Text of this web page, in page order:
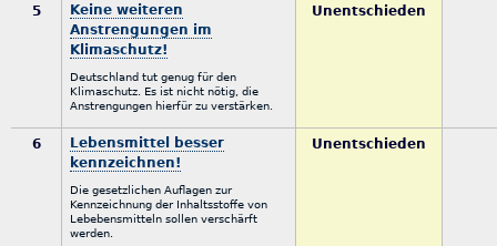
5
Keine weiteren
Anstrengungen im
Klimaschutz!
Deutschland tut genug für den
Klimaschutz. Es ist nicht nötig, die
Anstrengungen hierfür zu verstärken.
Unentschieden
6
Lebensmittel besser
kennzeichnen!
Die gesetzlichen Auflagen zur
Kennzeichnung der Inhaltsstoffe von
Lebebensmitteln sollen verschärft
werden.
Unentschieden